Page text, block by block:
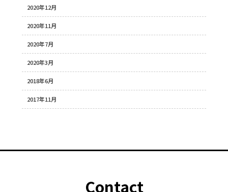
2020年12月
2020年11月
2020年7月
2020年3月
2018年6月
2017年11月
Contact